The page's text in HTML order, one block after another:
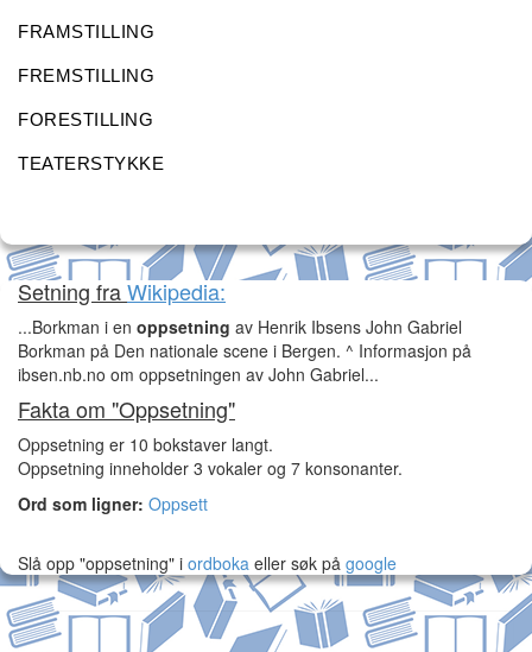
FRAMSTILLING
FREMSTILLING
FORESTILLING
TEATERSTYKKE
Setning fraWikipedia:
...Borkman i en oppsetning av Henrik Ibsens John Gabriel
Borkman på Den nationale scene i Bergen. ^ Informasjon på
ibsen.nb.no om oppsetningen av John Gabriel...
Fakta om "Oppsetning"
Oppsetning er 10 bokstaver langt.
Oppsetning inneholder 3 vokaler og 7 konsonanter.
Ord som ligner: Oppsett
Slå opp "oppsetning" i ordboka eller søk på google